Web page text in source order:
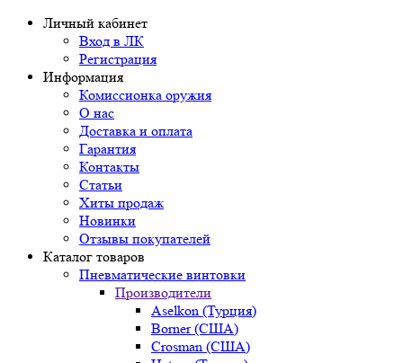
Личный кабинет
Вход в ЛК
Регистрация
Информация
Комиссионка оружия
О нас
Доставка и оплата
Гарантия
Контакты
Статьи
Хиты продаж
Новинки
Отзывы покупателей
Каталог товаров
Пневматические винтовки
Производители
Aselkon (Турция)
Borner (США)
Crosman (США)